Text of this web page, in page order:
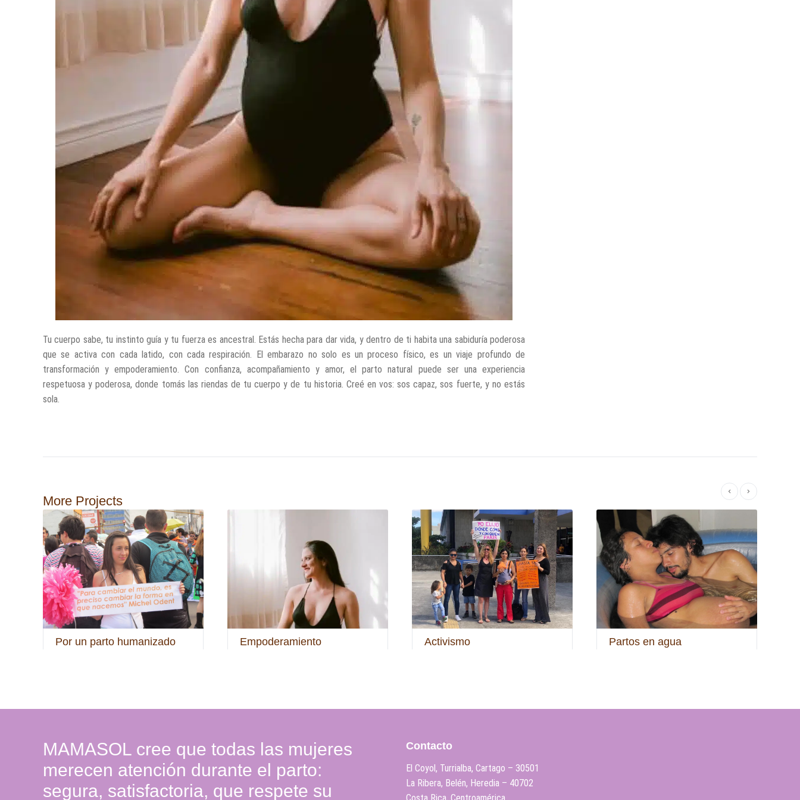
Tu cuerpo sabe, tu instinto guía y tu fuerza es ancestral. Estás hecha para dar vida, y dentro de ti habita una sabiduría poderosa
que se activa con cada latido, con cada respiración. El embarazo no solo es un proceso físico, es un viaje profundo de
transformación y empoderamiento. Con confianza, acompañamiento y amor, el parto natural puede ser una experiencia
respetuosa y poderosa, donde tomás las riendas de tu cuerpo y de tu historia. Creé en vos: sos capaz, sos fuerte, y no estás
sola.
More Projects
Por un parto humanizado Empoderamiento Activismo Partos en agua
MAMASOL cree que todas las mujeres
merecen atención durante el parto:
segura, satisfactoria, que respete su
Contacto
El Coyol, Turrialba, Cartago – 30501
La Ribera, Belén, Heredia – 40702